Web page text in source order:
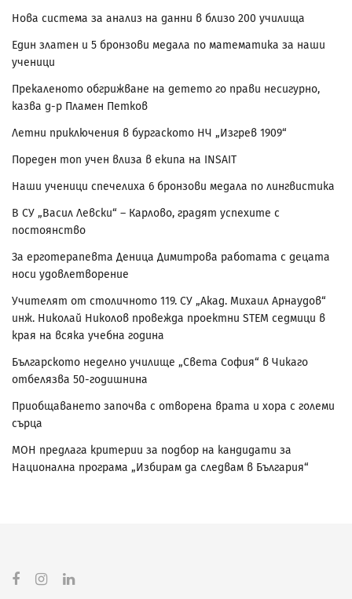
Нова система за анализ на данни в близо 200 училища
Един златен и 5 бронзови медала по математика за наши
ученици
Прекаленото обгрижване на детето го прави несигурно,
казва д-р Пламен Петков
Летни приключения в бургаското НЧ „Изгрев 1909“
Пореден топ учен влиза в екипа на INSAIT
Наши ученици спечелиха 6 бронзови медала по лингвистика
В СУ „Васил Левски“ – Карлово, градят успехите с
постоянство
За ерготерапевта Деница Димитрова работата с децата
носи удовлетворение
Учителят от столичното 119. СУ „Акад. Михаил Арнаудов“
инж. Николай Николов провежда проектни STEM седмици в
края на всяка учебна година
Българското неделно училище „Света София“ в Чикаго
отбелязва 50-годишнина
Приобщаването започва с отворена врата и хора с големи
сърца
МОН предлага критерии за подбор на кандидати за
Национална програма „Избирам да следвам в България“